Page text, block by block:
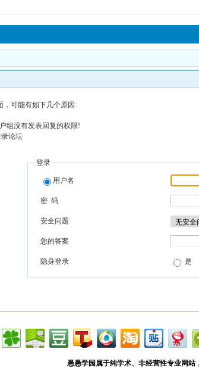
，可能有如下几个原因:
组没有发表回复的权限!
论坛
登录
用户名
密 码
安全问题
您的答案
隐身登录 是
愚愚学园属于纯学术、非经营性专业网站